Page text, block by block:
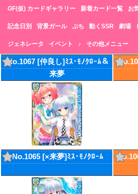
GF(仮) カードギャラリー 新着カード一覧 お
記念日別 背景ガール ぷち 動くSSR 劇場
ジェネレータ イベント ♪ その他メニュー
No.1067 [仲良し]ﾐｽ･ﾓﾉｸﾛｰﾑ＆
来夢
No.1065 [×来夢]ﾐｽ･ﾓﾉｸﾛｰﾑ